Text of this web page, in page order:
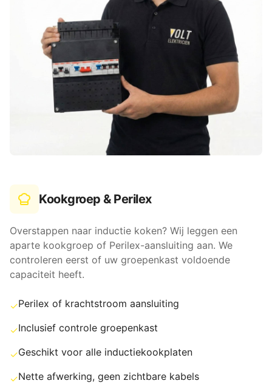
Kookgroep & Perilex
Overstappen naar inductie koken? Wij leggen een
aparte kookgroep of Perilex-aansluiting aan. We
controleren eerst of uw groepenkast voldoende
capaciteit heeft.
✓Perilex of krachtstroom aansluiting
✓Inclusief controle groepenkast
✓Geschikt voor alle inductiekookplaten
✓Nette afwerking, geen zichtbare kabels